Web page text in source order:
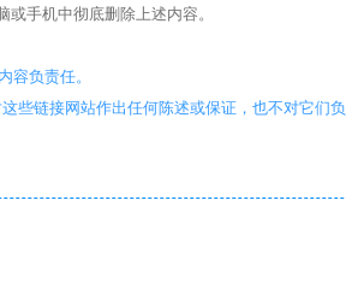
手机中彻底删除上述内容。
负责任。
些链接网站作出任何陈述或保证，也不对它们负